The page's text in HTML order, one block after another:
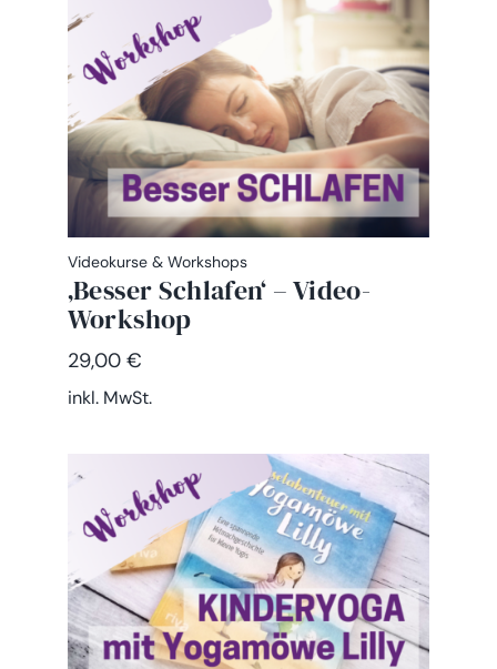
Videokurse & Workshops
‚Besser Schlafen‘ – Video-
Workshop
29,00 €
inkl. MwSt.